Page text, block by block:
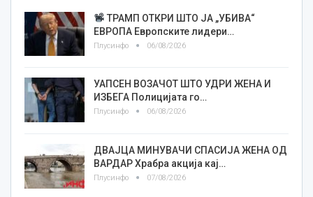
ТРАМП ОТКРИ ШТО ЈА „УБИВА“
ЕВРОПА Европските лидери…
Плусинфо 06/08/2026
УАПСЕН ВОЗАЧОТ ШТО УДРИ ЖЕНА И
ИЗБЕГА Полицијата го…
Плусинфо 06/08/2026
ДВАЈЦА МИНУВАЧИ СПАСИЈА ЖЕНА ОД
ВАРДАР Храбра акција кај…
Плусинфо 07/08/2026